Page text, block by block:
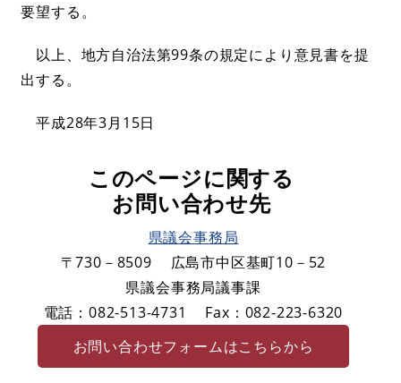
要望する。
以上、地方自治法第99条の規定により意見書を提
出する。
平成28年3月15日
このページに関する
お問い合わせ先
県議会事務局
〒730－8509
広島市中区基町10－52
県議会事務局議事課
電話：082-513-4731
Fax：082-223-6320
お問い合わせフォームはこちらから